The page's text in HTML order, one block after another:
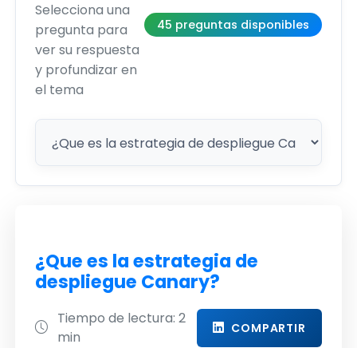
Selecciona una
pregunta para
ver su respuesta
y profundizar en
el tema
45 preguntas disponibles
¿Que es la estrategia de
despliegue Canary?
Tiempo de lectura: 2
min
COMPARTIR